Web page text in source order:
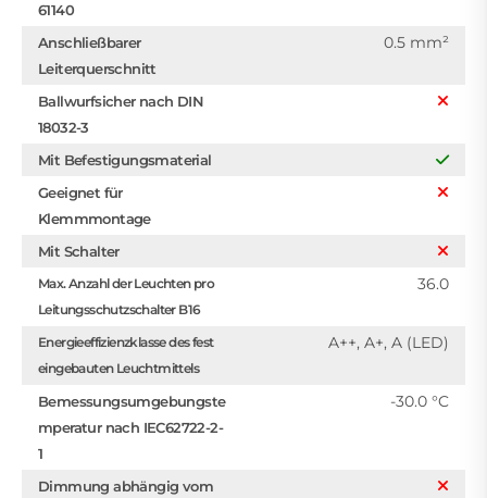
61140
Anschließbarer
Leiterquerschnitt
0.5 mm²
Ballwurfsicher nach DIN
18032-3
Mit Befestigungsmaterial
Geeignet für
Klemmmontage
Mit Schalter
Max. Anzahl der Leuchten pro
Leitungsschutzschalter B16
36.0
Energieeffizienzklasse des fest
eingebauten Leuchtmittels
A++, A+, A (LED)
Bemessungsumgebungste
mperatur nach IEC62722-2-
1
-30.0 °C
Dimmung abhängig vom